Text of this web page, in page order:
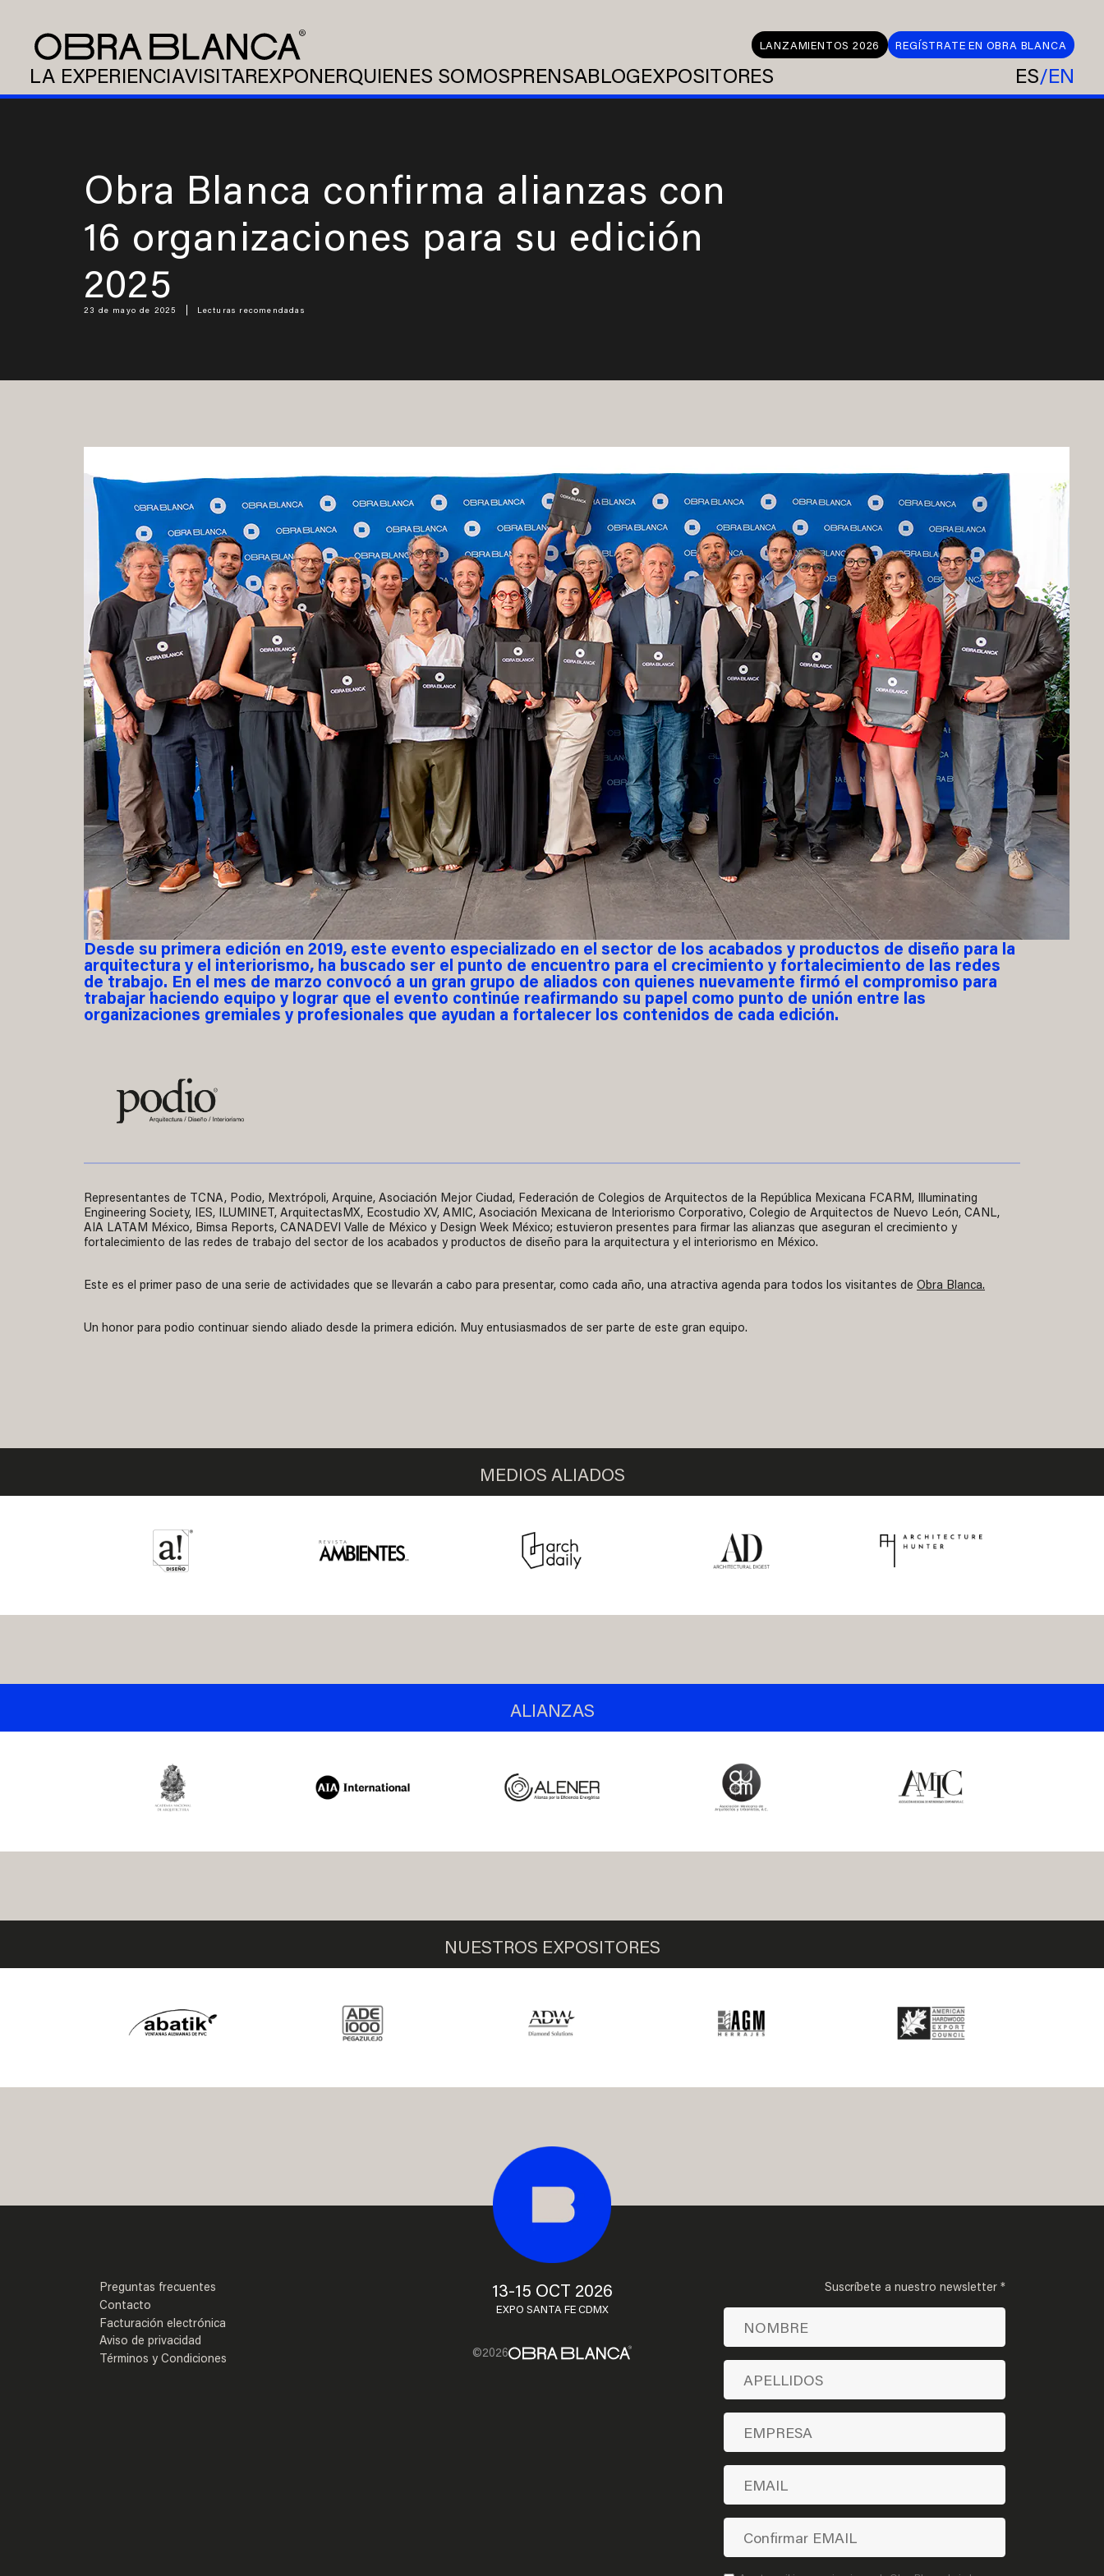
LANZAMIENTOS 2026 REGÍSTRATE EN OBRA BLANCA
LA EXPERIENCIAVISITAREXPONERQUIENES SOMOSPRENSABLOGEXPOSITORES ES EN
Obra Blanca confirma alianzas con
16 organizaciones para su edición
2025
23 de mayo de 2025 Lecturas recomendadas
Desde su primera edición en 2019, este evento especializado en el sector de los acabados y productos de diseño para la
arquitectura y el interiorismo, ha buscado ser el punto de encuentro para el crecimiento y fortalecimiento de las redes
de trabajo. En el mes de marzo convocó a un gran grupo de aliados con quienes nuevamente firmó el compromiso para
trabajar haciendo equipo y lograr que el evento continúe reafirmando su papel como punto de unión entre las
organizaciones gremiales y profesionales que ayudan a fortalecer los contenidos de cada edición.
Representantes de TCNA, Podio, Mextrópoli, Arquine, Asociación Mejor Ciudad, Federación de Colegios de Arquitectos de la República Mexicana FCARM, Illuminating
Engineering Society, IES, ILUMINET, ArquitectasMX, Ecostudio XV, AMIC, Asociación Mexicana de Interiorismo Corporativo, Colegio de Arquitectos de Nuevo León, CANL,
AIA LATAM México, Bimsa Reports, CANADEVI Valle de México y Design Week México; estuvieron presentes para firmar las alianzas que aseguran el crecimiento y
fortalecimiento de las redes de trabajo del sector de los acabados y productos de diseño para la arquitectura y el interiorismo en México.
Este es el primer paso de una serie de actividades que se llevarán a cabo para presentar, como cada año, una atractiva agenda para todos los visitantes de Obra Blanca.
Un honor para podio continuar siendo aliado desde la primera edición. Muy entusiasmados de ser parte de este gran equipo.
MEDIOS ALIADOS
ALIANZAS
NUESTROS EXPOSITORES
Preguntas frecuentes
Contacto
Facturación electrónica
Aviso de privacidad
Términos y Condiciones
13-15 OCT 2026
EXPO SANTA FE CDMX
©2026
Suscríbete a nuestro newsletter *